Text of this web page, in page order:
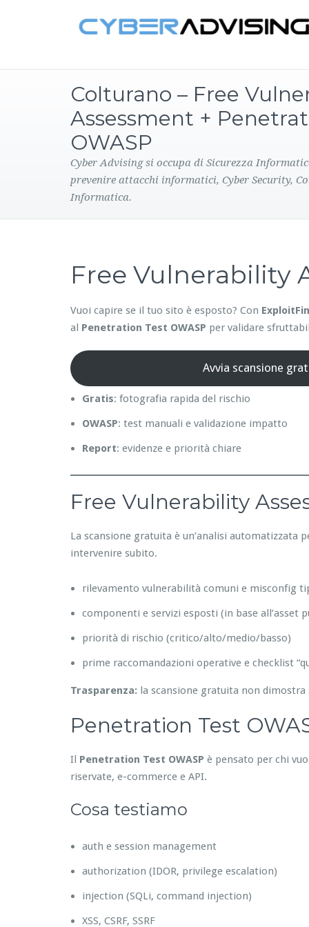
Colturano – Free
Assessment +
OWASP
Cyber Advising si occupa di Sicurezza
prevenire attacchi informatici, Cyber Security,
Informatica.
Free Vulnerability
Vuoi capire se il tuo sito è esposto? Con
al Penetration Test OWASP per validare
Avvia scansione
Gratis: fotografia rapida del rischio
OWASP: test manuali e validazione impatto
Report: evidenze e priorità chiare
Free Vulnerability
La scansione gratuita è un’analisi automatizzata
intervenire subito.
rilevamento vulnerabilità comuni e misconfig
componenti e servizi esposti (in base all’asset
priorità di rischio (critico/alto/medio/basso)
prime raccomandazioni operative e checklist
Trasparenza: la scansione gratuita non dimostra
Penetration Test
Il Penetration Test OWASP è pensato per chi
riservate, e-commerce e API.
Cosa testiamo
auth e session management
authorization (IDOR, privilege escalation)
injection (SQLi, command injection)
XSS, CSRF, SSRF